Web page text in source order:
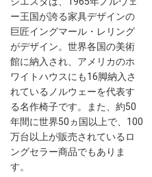
ー王国が誇る家具デザインの
巨匠イングマール・レリング
がデザイン。世界各国の美術
館に納入され、アメリカのホ
ワイトハウスにも16脚納入さ
れているノルウェーを代表す
る名作椅子です。また、約50
年間に世界50ヵ国以上で、100
万台以上が販売されているロ
ングセラー商品でもありま
す。